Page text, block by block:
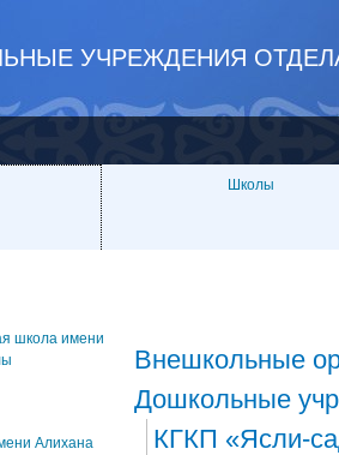
УЧРЕЖДЕНИЯ
Школы
школа имени
Алихана
Внешкольные
Дошкольные
КГКП «Ясли-